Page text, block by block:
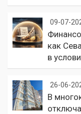
09-07-
как
в
26-06-
В